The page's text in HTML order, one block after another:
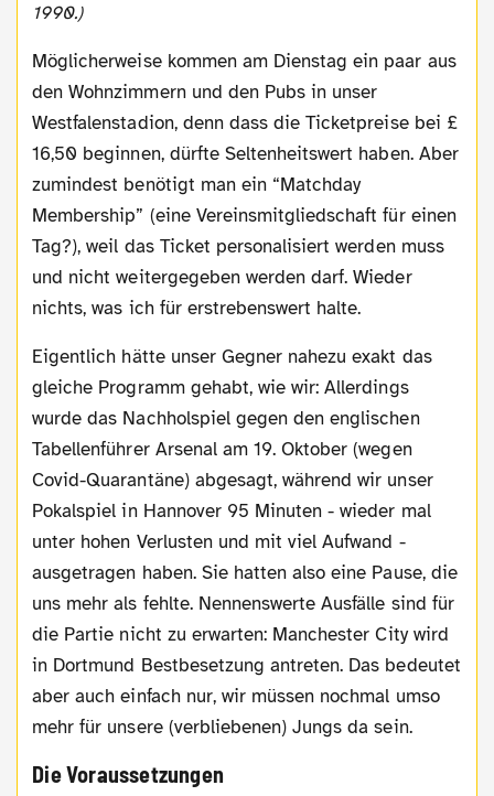
1990.)
Möglicherweise kommen am Dienstag ein paar aus
den Wohnzimmern und den Pubs in unser
Westfalenstadion, denn dass die Ticketpreise bei £
16,50 beginnen, dürfte Seltenheitswert haben. Aber
zumindest benötigt man ein “Matchday
Membership” (eine Vereinsmitgliedschaft für einen
Tag?), weil das Ticket personalisiert werden muss
und nicht weitergegeben werden darf. Wieder
nichts, was ich für erstrebenswert halte.
Eigentlich hätte unser Gegner nahezu exakt das
gleiche Programm gehabt, wie wir: Allerdings
wurde das Nachholspiel gegen den englischen
Tabellenführer Arsenal am 19. Oktober (wegen
Covid-Quarantäne) abgesagt, während wir unser
Pokalspiel in Hannover 95 Minuten - wieder mal
unter hohen Verlusten und mit viel Aufwand -
ausgetragen haben. Sie hatten also eine Pause, die
uns mehr als fehlte. Nennenswerte Ausfälle sind für
die Partie nicht zu erwarten: Manchester City wird
in Dortmund Bestbesetzung antreten. Das bedeutet
aber auch einfach nur, wir müssen nochmal umso
mehr für unsere (verbliebenen) Jungs da sein.
Die Voraussetzungen